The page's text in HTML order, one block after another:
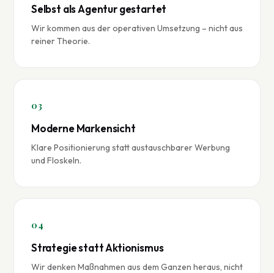
Selbst als Agentur gestartet
Wir kommen aus der operativen Umsetzung – nicht aus
reiner Theorie.
03
Moderne Markensicht
Klare Positionierung statt austauschbarer Werbung
und Floskeln.
04
Strategie statt Aktionismus
Wir denken Maßnahmen aus dem Ganzen heraus, nicht